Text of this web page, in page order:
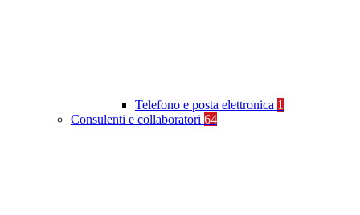
Telefono e posta elettronica 1
Consulenti e collaboratori 64